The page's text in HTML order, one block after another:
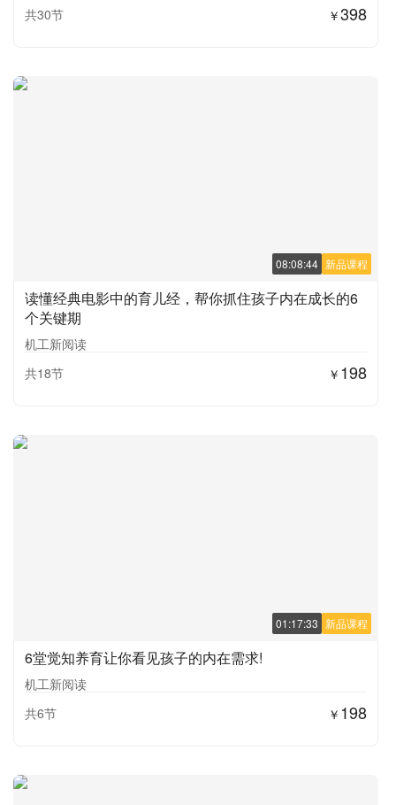
共30节
￥398
新品课程
08:08:44
读懂经典电影中的育儿经，帮你抓住孩子内在成长的6
个关键期
机工新阅读
共18节
￥ 198
新品课程
01:17:33
6堂觉知养育让你看见孩子的内在需求!
机工新阅读
共6节
￥ 198